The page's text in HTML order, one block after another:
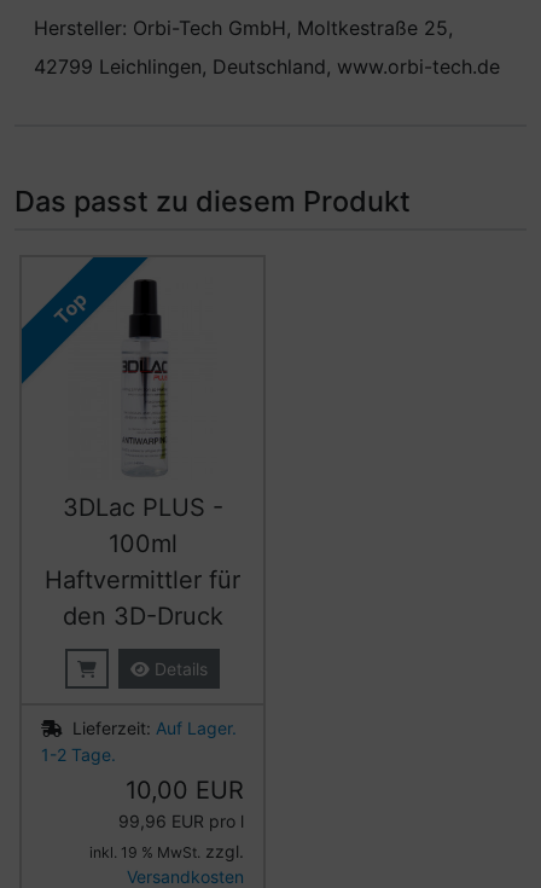
Hersteller: Orbi-Tech GmbH, Moltkestraße 25,
42799 Leichlingen, Deutschland, www.orbi-tech.de
Das passt zu diesem Produkt
Es folgt ein Produktslider - navigieren Sie mit der Tab-
Top
3DLac PLUS -
100ml
Haftvermittler für
den 3D-Druck
Details
Lieferzeit: Auf Lager.
1-2 Tage.
10,00 EUR
99,96 EUR pro l
inkl. 19 % MwSt. zzgl.
Versandkosten